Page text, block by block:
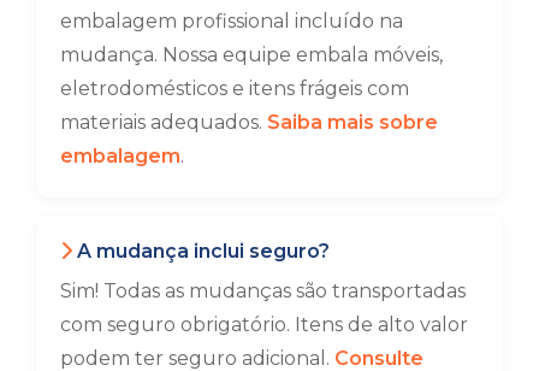
embalagem profissional incluído na
mudança. Nossa equipe embala móveis,
eletrodomésticos e itens frágeis com
materiais adequados. Saiba mais sobre
embalagem.
A mudança inclui seguro?
Sim! Todas as mudanças são transportadas
com seguro obrigatório. Itens de alto valor
podem ter seguro adicional. Consulte